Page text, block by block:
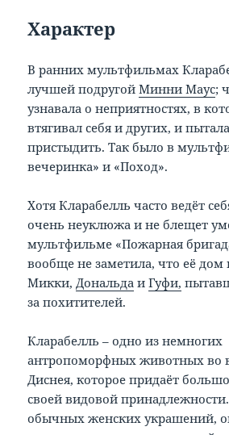
Характер
В ранних мультфильмах
лучшей подругойМинни Маус;
узнавала о неприятностях, в
втягивал себя и других, и
пристыдить. Так было в
вечеринка» и «Поход».
Хотя Кларабелль часто ведёт
очень неуклюжа и не блещет
мультфильме «Пожарная
вообще не заметила, что её дом
Микки, Дональда иГуфи,
за похитителей.
Кларабелль – одно из немногих
антропоморфных животных во
Диснея, которое придаёт
своей видовой
обычных женских украшений,